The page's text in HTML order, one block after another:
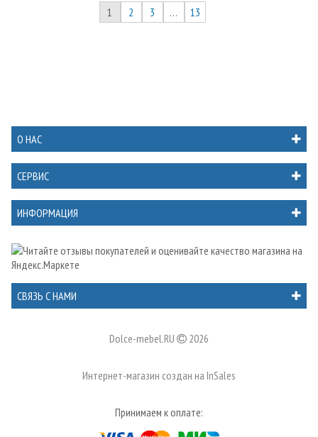
1 2 3 … 13
О НАС
СЕРВИС
ИНФОРМАЦИЯ
СВЯЗЬ С НАМИ
Dolce-mebel.RU 2026
Интернет-магазин создан на InSales
Принимаем к оплате: